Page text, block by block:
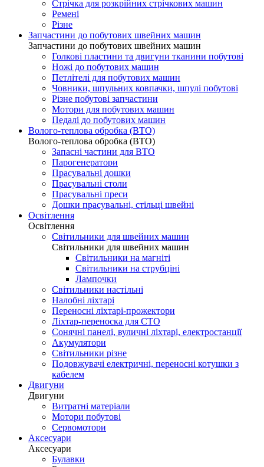
Стрічка для розкрійних стрічкових машин
Ремені
Різне
Запчастини до побутових швейних машин
Запчастини до побутових швейних машин
Голкові пластини та двигуни тканини побутові
Ножі до побутових машин
Петлітелі для побутових машин
Човники, шпульних ковпачки, шпулі побутові
Різне побутові запчастини
Мотори для побутових машин
Педалі до побутових машин
Волого-теплова обробка (ВТО)
Волого-теплова обробка (ВТО)
Запасні частини для ВТО
Парогенератори
Прасувальні дошки
Прасувальні столи
Прасувальні преси
Дошки прасувальні, стільці швейні
Освітлення
Освітлення
Світильники для швейних машин
Світильники для швейних машин
Світильники на магніті
Світильники на струбціні
Лампочки
Світильники настільні
Налобні ліхтарі
Переносні ліхтарі-прожектори
Ліхтар-переноска для СТО
Сонячні панелі, вуличні ліхтарі, електростанції
Акумулятори
Світильники різне
Подовжувачі електричні, переносні котушки з
кабелем
Двигуни
Двигуни
Витратні матеріали
Мотори побутові
Сервомотори
Аксесуари
Аксесуари
Булавки